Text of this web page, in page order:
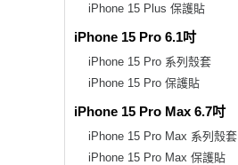
iPhone 15 Plus 保護貼
iPhone 15 Pro 6.1吋
iPhone 15 Pro 系列殼套
iPhone 15 Pro 保護貼
iPhone 15 Pro Max 6.7吋
iPhone 15 Pro Max 系列殼套
iPhone 15 Pro Max 保護貼